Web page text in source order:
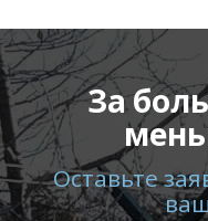
За
Оставьте